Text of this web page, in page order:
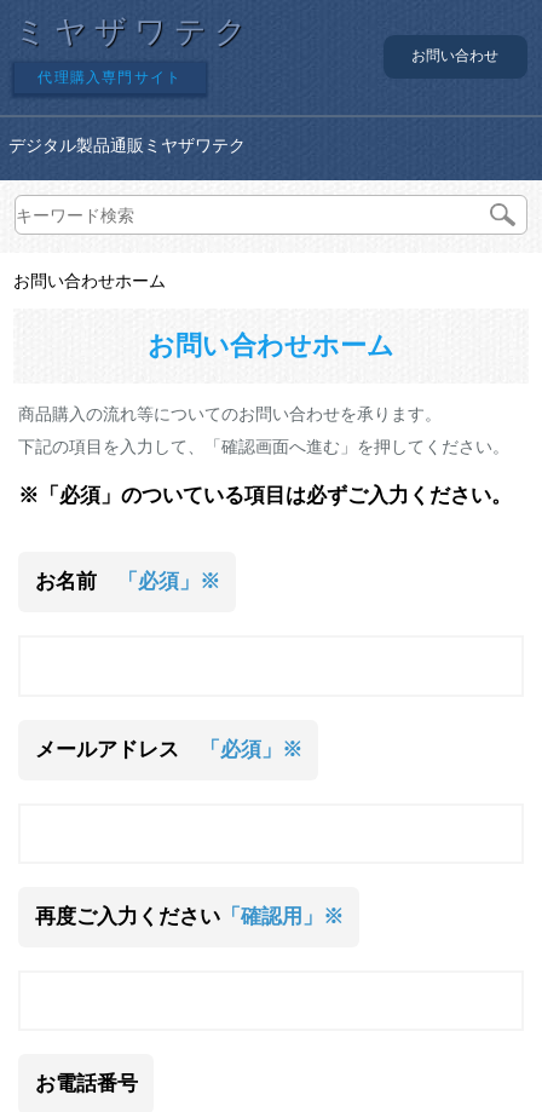
ミヤザワテク
代理購入専門サイト
お問い合わせ
デジタル製品通販ミヤザワテク
お問い合わせホーム
お問い合わせホーム
商品購入の流れ等についてのお問い合わせを承ります。
下記の項目を入力して、「確認画面へ進む」を押してください。
※「必須」のついている項目は必ずご入力ください。
お名前 「必須」※
メールアドレス 「必須」※
再度ご入力ください「確認用」※
お電話番号